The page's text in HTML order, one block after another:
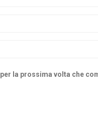
la prossima volta che